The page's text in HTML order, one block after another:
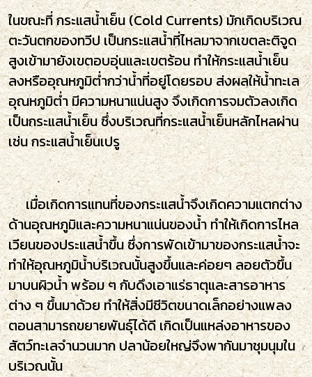
ในขณะที่ กระแสน้ำเย็น (Cold Currents) มักเกิดบริเวณ
ตะวันตกของทวีป เป็นกระแสน้ำที่ไหลมาจากเขตละติจูด
สูงเข้ามายังเขตอบอุ่นและเขตร้อน ทำให้กระแสน้ำเย็น
ลงหรืออุณหภูมิต่ำกว่าน้ำที่อยู่โดยรอบ ส่งผลให้น้ำทะเล
อุณหภูมิต่ำ มีความหนาแน่นสูง จึงเกิดการจมตัวลงเกิด
เป็นกระแสน้ำเย็น ซึ่งบริเวณที่กระแสน้ำเย็นหลักไหลผ่าน
เช่น กระแสน้ำเย็นเปรู
เมื่อเกิดการแทนที่ของกระแสน้ำจึงเกิดความแตกต่าง
ด้านอุณหภูมิและความหนาแน่นของน้ำ ทำให้เกิดการไหล
เวียนของประแสน้ำขึ้นซึ่งการพัดเข้ามาของกระแสน้ำจะ
ทำให้อุณหภูมิน้ำบริเวณนั้นสูงขึ้นและค่อยๆ ลอยตัวขึ้น
มาบนผิวน้ำ พร้อม ๆ กับดึงเอาแร่ธาตุและสารอาหาร
ต่าง ๆ ขึ้นมาด้วย ทำให้สิ่งมีชีวิตขนาดเล็กอย่างแพลง
ตอนสามารถขยายพันธุ์ได้ดี เกิดเป็นแหล่งอาหารของ
สัตว์ทะเลจำนวนมาก ปลาน้อยใหญ่จึงพากันมาชุมนุมใน
บริเวณนั้น